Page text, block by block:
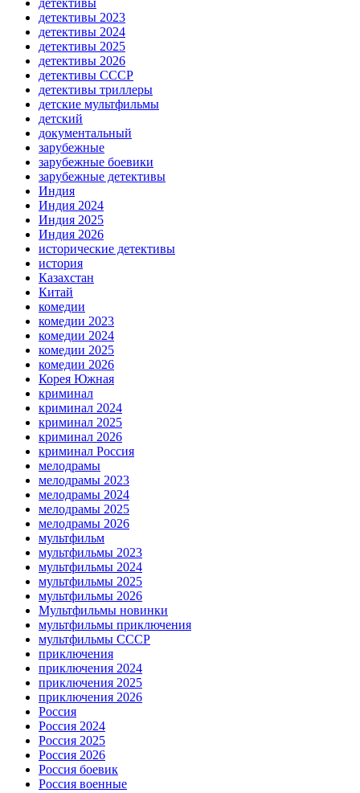
детективы
детективы 2023
детективы 2024
детективы 2025
детективы 2026
детективы СССР
детективы триллеры
детские мультфильмы
детский
документальный
зарубежные
зарубежные боевики
зарубежные детективы
Индия
Индия 2024
Индия 2025
Индия 2026
исторические детективы
история
Казахстан
Китай
комедии
комедии 2023
комедии 2024
комедии 2025
комедии 2026
Корея Южная
криминал
криминал 2024
криминал 2025
криминал 2026
криминал Россия
мелодрамы
мелодрамы 2023
мелодрамы 2024
мелодрамы 2025
мелодрамы 2026
мультфильм
мультфильмы 2023
мультфильмы 2024
мультфильмы 2025
мультфильмы 2026
Мультфильмы новинки
мультфильмы приключения
мультфильмы СССР
приключения
приключения 2024
приключения 2025
приключения 2026
Россия
Россия 2024
Россия 2025
Россия 2026
Россия боевик
Россия военные